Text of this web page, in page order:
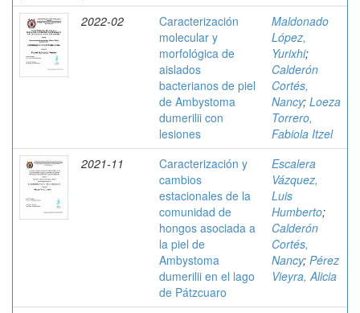
2022-02
Caracterización
molecular y
morfológica de
aislados
bacterianos de piel
de Ambystoma
dumerilii con
lesiones
Maldonado
López,
Yurixhi;
Calderón
Cortés,
Nancy; Loeza
Torrero,
Fabiola Itzel
2021-11
Caracterización y
cambios
estacionales de la
comunidad de
hongos asociada a
la piel de
Ambystoma
dumerilii en el lago
de Pátzcuaro
Escalera
Vázquez,
Luis
Humberto;
Calderón
Cortés,
Nancy; Pérez
Vieyra, Alicia